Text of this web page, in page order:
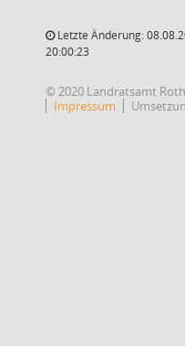
Letzte Änderung:
20:00:23
© 2020 Landratsamt Roth
Impressum